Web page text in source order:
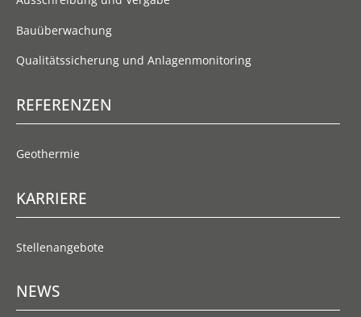
Bauüberwachung
Qualitätssicherung und Anlagenmonitoring
REFERENZEN
Geothermie
KARRIERE
Stellenangebote
NEWS